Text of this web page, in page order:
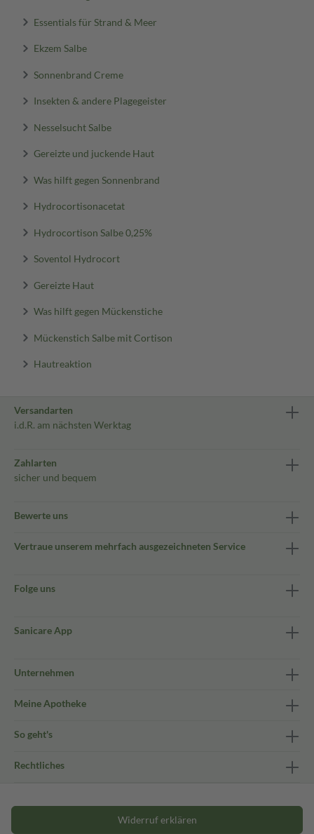
Essentials für Strand & Meer
Ekzem Salbe
Sonnenbrand Creme
Insekten & andere Plagegeister
Nesselsucht Salbe
Gereizte und juckende Haut
Was hilft gegen Sonnenbrand
Hydrocortisonacetat
Hydrocortison Salbe 0,25%
Soventol Hydrocort
Gereizte Haut
Was hilft gegen Mückenstiche
Mückenstich Salbe mit Cortison
Hautreaktion
Versandarten
i.d.R. am nächsten Werktag
Zahlarten
sicher und bequem
Bewerte uns
Vertraue unserem mehrfach ausgezeichneten Service
Folge uns
Sanicare App
Unternehmen
Meine Apotheke
So geht's
Rechtliches
Widerruf erklären